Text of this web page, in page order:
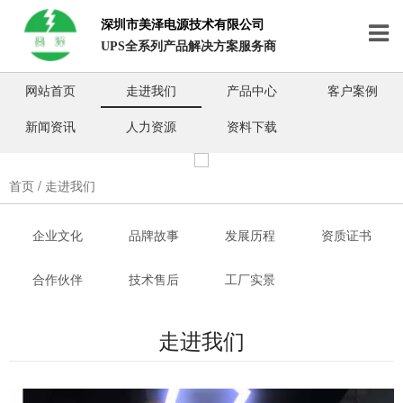
深圳市美泽电源技术有限公司
UPS全系列产品解决方案服务商
网站首页
走进我们
客户案例
新闻资讯
网站首页 走进我们 产品中心
客户案例
新闻资讯
人力资源 资料下载
首页 / 走进我们
企业文化 品牌故事 发展历程 资质证书
合作伙伴 技术售后 工厂实景
走进我们